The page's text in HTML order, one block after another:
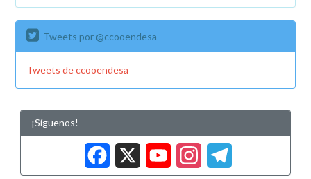
Tweets por @ccooendesa
Tweets de ccooendesa
¡Síguenos!
Facebook
X